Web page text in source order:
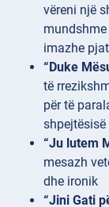
vëreni një
imazhe
“Duke
të
për të
shpejtësisë
“Ju lutem
mesazh
dhe ironik
“Jini Gati